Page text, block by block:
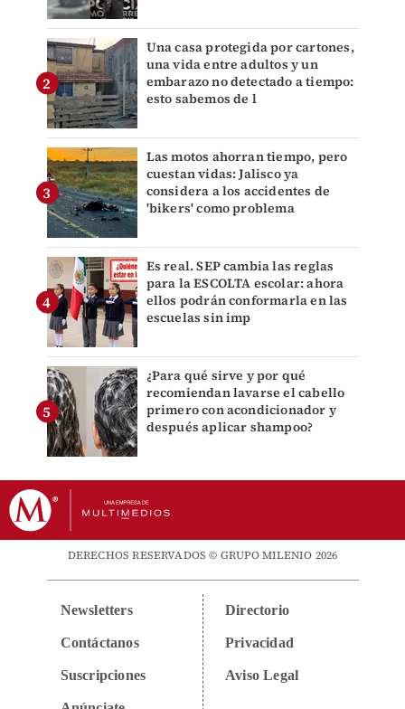
Una casa protegida por cartones,
una vida entre adultos y un
embarazo no detectado a tiempo:
esto sabemos de l
Las motos ahorran tiempo, pero
cuestan vidas: Jalisco ya
considera a los accidentes de
'bikers' como problema
Es real. SEP cambia las reglas
para la ESCOLTA escolar: ahora
ellos podrán conformarla en las
escuelas sin imp
¿Para qué sirve y por qué
recomiendan lavarse el cabello
primero con acondicionador y
después aplicar shampoo?
DERECHOS RESERVADOS © GRUPO MILENIO 2026
Newsletters
Contáctanos
Suscripciones
Directorio
Privacidad
Aviso Legal